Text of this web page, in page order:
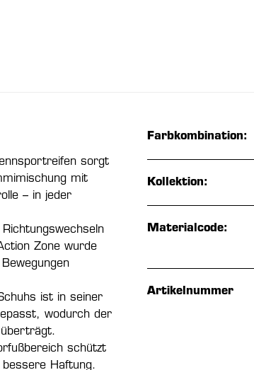
sorgt
mit
– in jeder
Zone wurde
ist in seiner
wodurch der
überträgt.
schützt
Haftung.
Farbkombination:
Kollektion:
Materialcode:
Artikelnummer